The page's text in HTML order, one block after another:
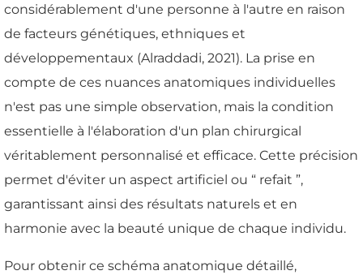
considérablement d'une personne à l'autre en raison
de facteurs génétiques, ethniques et
développementaux (Alraddadi, 2021). La prise en
compte de ces nuances anatomiques individuelles
n'est pas une simple observation, mais la condition
essentielle à l'élaboration d'un plan chirurgical
véritablement personnalisé et efficace. Cette précision
permet d'éviter un aspect artificiel ou “ refait ”,
garantissant ainsi des résultats naturels et en
harmonie avec la beauté unique de chaque individu.
Pour obtenir ce schéma anatomique détaillé,